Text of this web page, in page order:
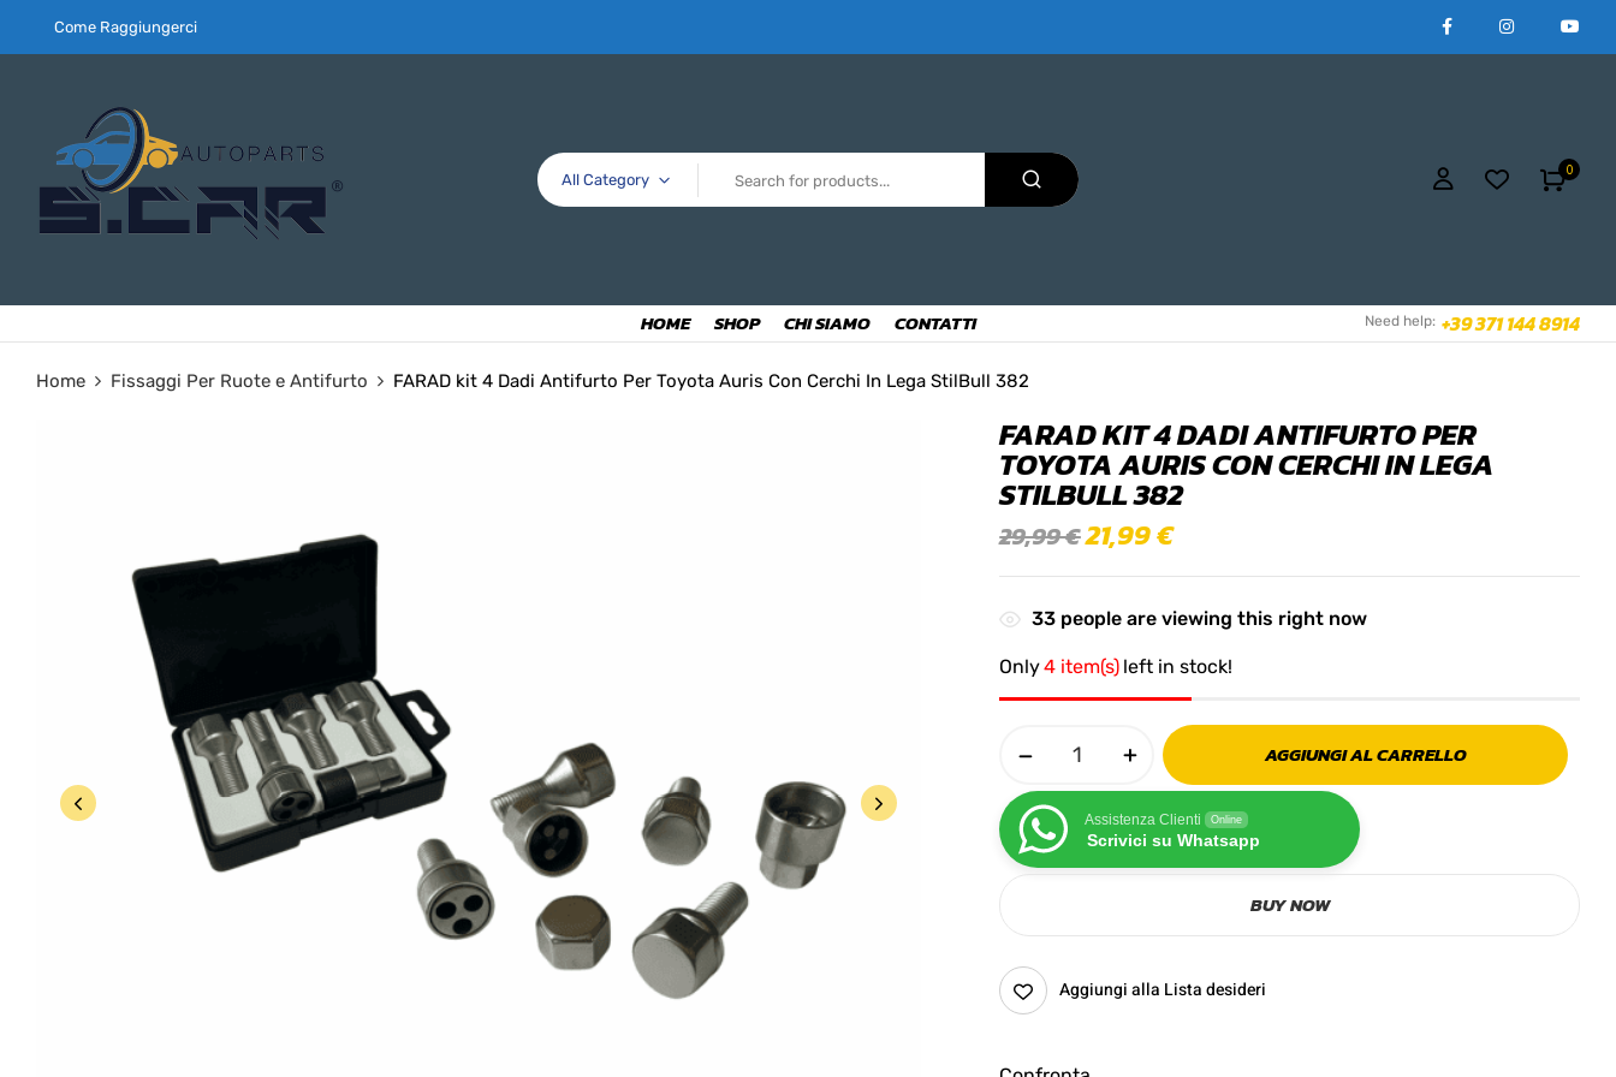
Come Raggiungerci
All Category
0
HOME SHOP CHI SIAMO CONTATTI Need help: +39 371 144 8914
Home Fissaggi Per Ruote e Antifurto FARAD kit 4 Dadi Antifurto Per Toyota Auris Con Cerchi In Lega StilBull 382
FARAD KIT 4 DADI ANTIFURTO PER
TOYOTA AURIS CON CERCHI IN LEGA
STILBULL 382
29,99€21,99€
33 people are viewing this right now
Only4 item(s) left in stock!
AGGIUNGI AL CARRELLO
Assistenza Clienti Online
Scrivici su Whatsapp
BUY NOW
Aggiungi alla Lista desideri